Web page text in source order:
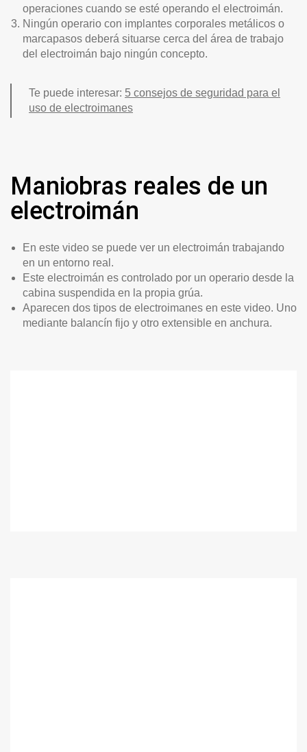
operaciones cuando se esté operando el electroimán.
Ningún operario con implantes corporales metálicos o
marcapasos deberá situarse cerca del área de trabajo
del electroimán bajo ningún concepto.
Te puede interesar: 5 consejos de seguridad para el
uso de electroimanes
Maniobras reales de un
electroimán
En este video se puede ver un electroimán trabajando
en un entorno real.
Este electroimán es controlado por un operario desde la
cabina suspendida en la propia grúa.
Aparecen dos tipos de electroimanes en este video. Uno
mediante balancín fijo y otro extensible en anchura.